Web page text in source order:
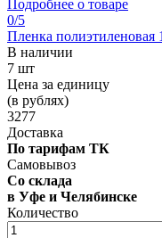
Подробнее о товаре
0/5
Пленка
В наличии
7 шт
Цена за единицу
(в рублях)
3277
Доставка
По тарифам ТК
Самовывоз
Со склада
в Уфе и Челябинске
Количество